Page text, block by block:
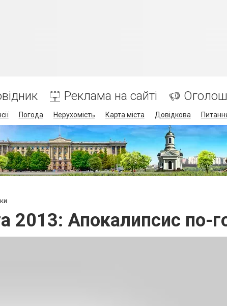
Реклама на сайті
Погода Нерухомість Карта міста Довідкова
2013: Апокалипсис по-